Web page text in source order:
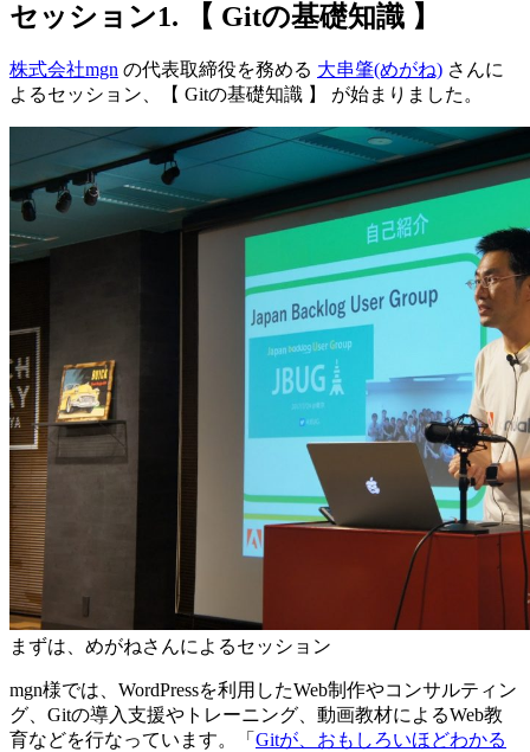
セッション1. 【 Gitの基礎知識 】
株式会社mgn の代表取締役を務める 大串肇(めがね) さんに
よるセッション、【 Gitの基礎知識 】 が始まりました。
まずは、めがねさんによるセッション
mgn様では、WordPressを利用したWeb制作やコンサルティン
グ、Gitの導入支援やトレーニング、動画教材によるWeb教
育などを行なっています。「 Gitが、おもしろいほどわかる